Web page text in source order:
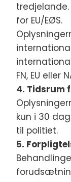
for EU/EØS.
FN, EU eller
4. Tidsrum
kun i 30
til politiet.
5.